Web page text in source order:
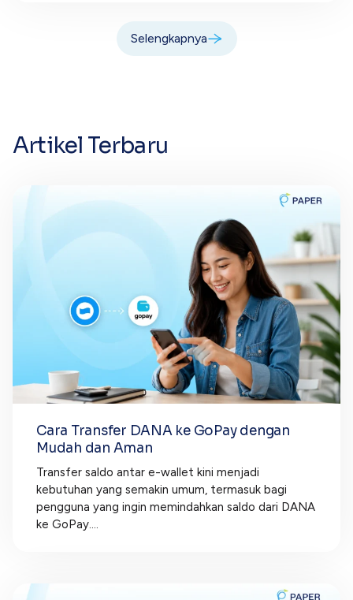
Selengkapnya
Artikel Terbaru
Cara Transfer DANA ke GoPay dengan
Mudah dan Aman
Transfer saldo antar e-wallet kini menjadi
kebutuhan yang semakin umum, termasuk bagi
pengguna yang ingin memindahkan saldo dari DANA
ke GoPay....